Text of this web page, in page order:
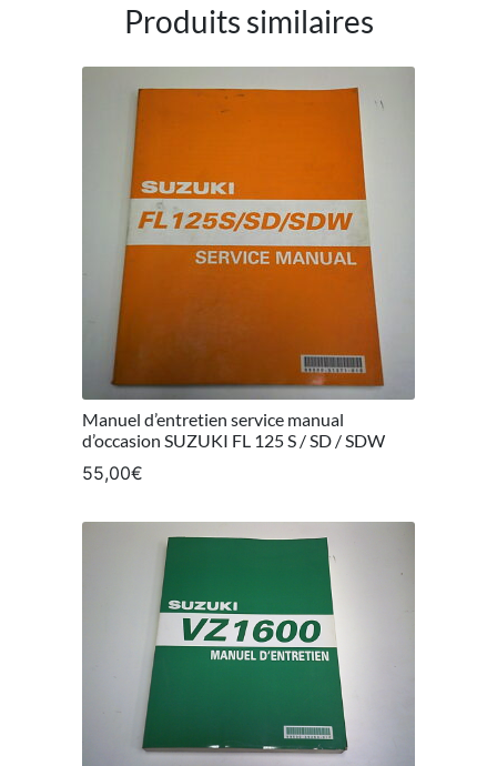
Produits similaires
Manuel d’entretien service manual
d’occasion SUZUKI FL 125 S / SD / SDW
55,00€